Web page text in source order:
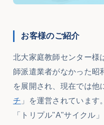
お客様のご紹介
北大家庭教師センター様
師派遣業者がなかった昭
を展開され、現在では他
チ 」を運営されています。
「トリプル"A"サイクル